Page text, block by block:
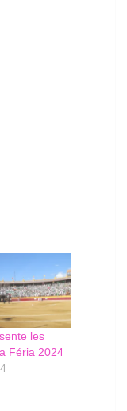
les
Féria 2024